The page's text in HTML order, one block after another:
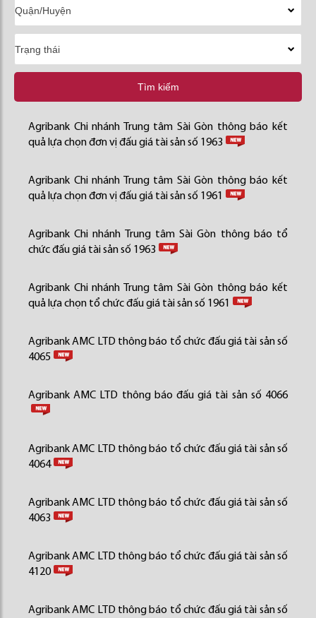
Tìm kiếm
Agribank Chi nhánh Trung tâm Sài Gòn thông báo kết
quả lựa chọn đơn vị đấu giá tài sản số 1963
Agribank Chi nhánh Trung tâm Sài Gòn thông báo kết
quả lựa chọn đơn vị đấu giá tài sản số 1961
Agribank Chi nhánh Trung tâm Sài Gòn thông báo tổ
chức đấu giá tài sản số 1963
Agribank Chi nhánh Trung tâm Sài Gòn thông báo kết
quả lựa chọn tổ chức đấu giá tài sản số 1961
Agribank AMC LTD thông báo tổ chức đấu giá tài sản số
4065
Agribank AMC LTD thông báo đấu giá tài sản số 4066
Agribank AMC LTD thông báo tổ chức đấu giá tài sản số
4064
Agribank AMC LTD thông báo tổ chức đấu giá tài sản số
4063
Agribank AMC LTD thông báo tổ chức đấu giá tài sản số
4120
Agribank AMC LTD thông báo tổ chức đấu giá tài sản số